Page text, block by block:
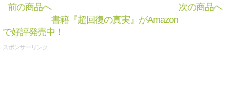
前の商品へ
次の商品へ
書籍『超回復の真実』がAmazon
で好評発売中！
スポンサーリンク